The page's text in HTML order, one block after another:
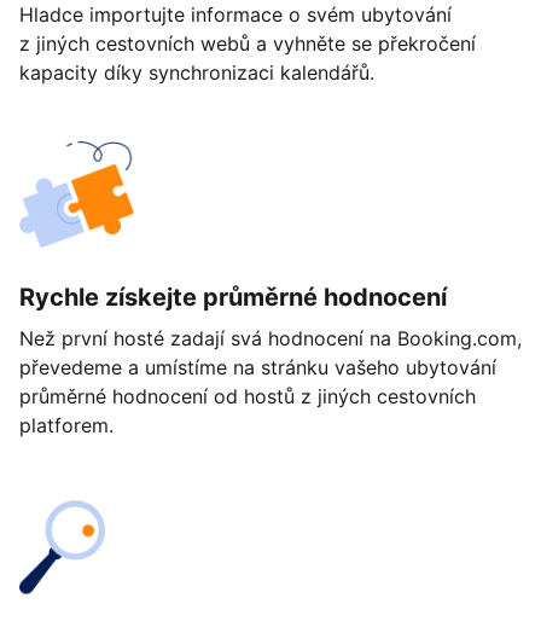
Hladce importujte informace o svém ubytování
z jiných cestovních webů a vyhněte se překročení
kapacity díky synchronizaci kalendářů.
Rychle získejte průměrné hodnocení
Než první hosté zadají svá hodnocení na Booking.com,
převedeme a umístíme na stránku vašeho ubytování
průměrné hodnocení od hostů z jiných cestovních
platforem.